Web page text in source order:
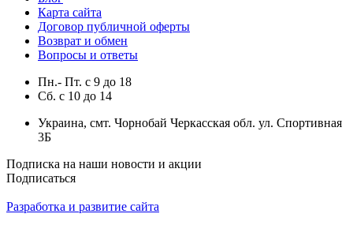
Карта сайта
Договор публичной оферты
Возврат и обмен
Вопросы и ответы
Пн.- Пт. с 9 до 18
Сб. с 10 до 14
Украина, смт. Чорнобай Черкасская обл. ул. Спортивная
3Б
Подписка на наши новости и акции
Подписаться
Разработка и развитие сайта